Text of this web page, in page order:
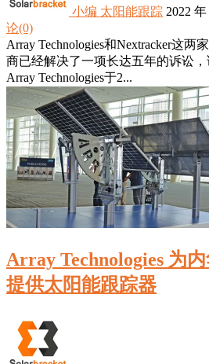
小编 太阳能跟踪 2022 年
论(0)
Array Technologies和Nextracker这两
商已经解决了一项长达五年的诉讼，
Array Technologies于2...
Array Technologies 为
提供太阳能跟踪器